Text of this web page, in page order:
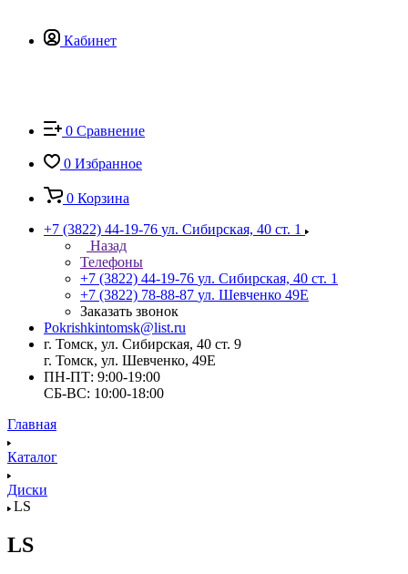
Кабинет
0 Сравнение
0 Избранное
0 Корзина
+7 (3822) 44-19-76 ул. Сибирская, 40 ст. 1
Назад
Телефоны
+7 (3822) 44-19-76 ул. Сибирская, 40 ст. 1
+7 (3822) 78-88-87 ул. Шевченко 49Е
Заказать звонок
Pokrishkintomsk@list.ru
г. Томск, ул. Сибирская, 40 ст. 9
г. Томск, ул. Шевченко, 49Е
ПН-ПТ: 9:00-19:00
СБ-ВС: 10:00-18:00
Главная
Каталог
Диски
LS
LS